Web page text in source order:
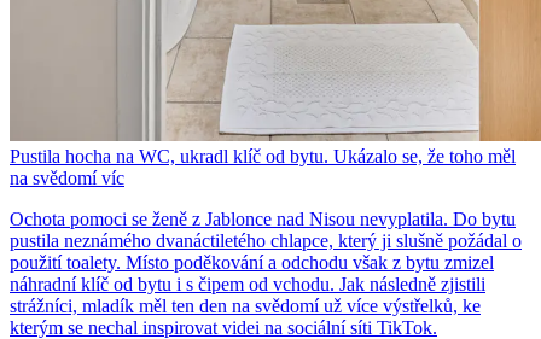
Pustila hocha na WC, ukradl klíč od bytu. Ukázalo se, že toho měl
na svědomí víc
Ochota pomoci se ženě z Jablonce nad Nisou nevyplatila. Do bytu
pustila neznámého dvanáctiletého chlapce, který ji slušně požádal o
použití toalety. Místo poděkování a odchodu však z bytu zmizel
náhradní klíč od bytu i s čipem od vchodu. Jak následně zjistili
strážníci, mladík měl ten den na svědomí už více výstřelků, ke
kterým se nechal inspirovat videi na sociální síti TikTok.